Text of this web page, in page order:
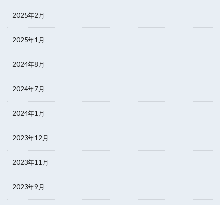
2025年2月
2025年1月
2024年8月
2024年7月
2024年1月
2023年12月
2023年11月
2023年9月